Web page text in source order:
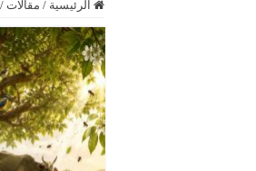
الرئيسية / مقالات /